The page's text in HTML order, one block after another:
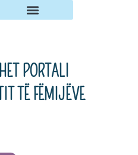
PORTALI
TË FËMIJËVE